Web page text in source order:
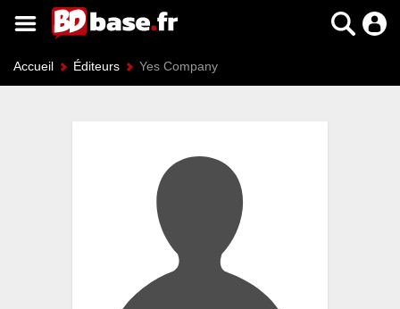
Accueil Éditeurs Yes Company